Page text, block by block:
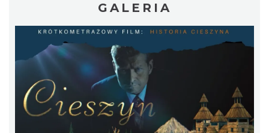
Mozaika Folkloru II – Spotkanie trzech
kultur
Cieszyn
2026-09-12
0.31 km
GALERIA